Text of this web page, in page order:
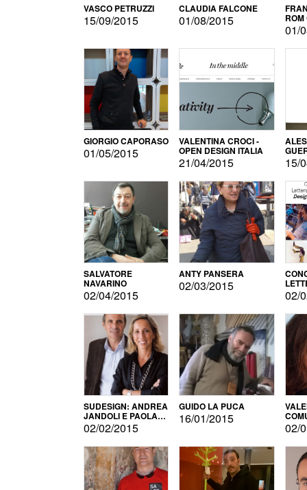
VASCO PETRUZZI
15/09/2015
CLAUDIA FALCONE
01/08/2015
01/
GIORGIO CAPORASO
01/05/2015
VALENTINA CROCI -
OPEN DESIGN ITALIA
21/04/2015 15/
SALVATORE
NAVARINO
02/04/2015
ANTY PANSERA
02/03/2015
02/
SUDESIGN: ANDREA
JANDOLI E PAOLA
PISAPIA
02/02/2015
GUIDO LA PUCA
16/01/2015
02/